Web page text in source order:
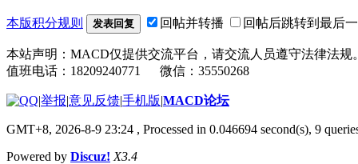
本版积分规则 发表回复 回帖并转播 回帖后跳转到最后
本站声明：MACD仅提供交流平台，请交流人员遵守法律法规
值班电话：18209240771 微信：35550268
|举报|意见反馈|手机版|MACD论坛
GMT+8, 2026-8-9 23:24 , Processed in 0.046694 second(s), 9
Powered by Discuz! X3.4